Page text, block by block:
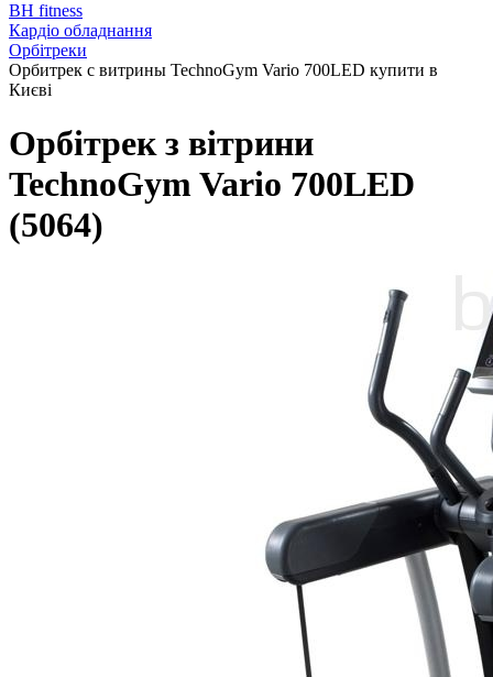
BH fitness
Кардіо обладнання
Орбітреки
Орбитрек с витрины TechnoGym Vario 700LED купити в
Києві
Орбітрек з вітрини
TechnoGym Vario 700LED
(5064)